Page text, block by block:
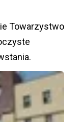
Towarzystwo